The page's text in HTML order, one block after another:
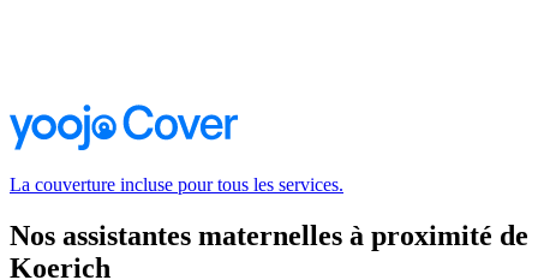
La couverture incluse pour tous les services.
Nos assistantes maternelles à proximité de
Koerich